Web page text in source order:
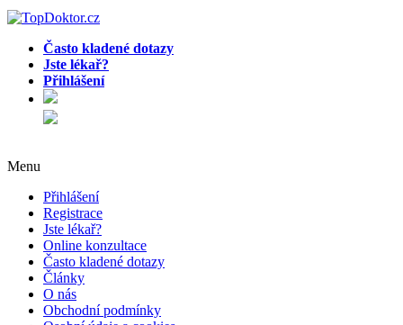
Často kladené dotazy
Jste lékař?
Přihlášení
Menu
Přihlášení
Registrace
Jste lékař?
Online konzultace
Často kladené dotazy
Články
O nás
Obchodní podmínky